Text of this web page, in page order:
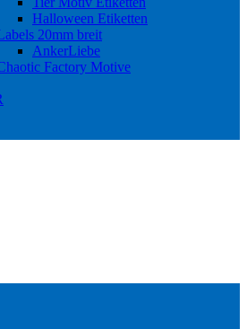
Halloween Etiketten
20mm breit
AnkerLiebe
Factory Motive